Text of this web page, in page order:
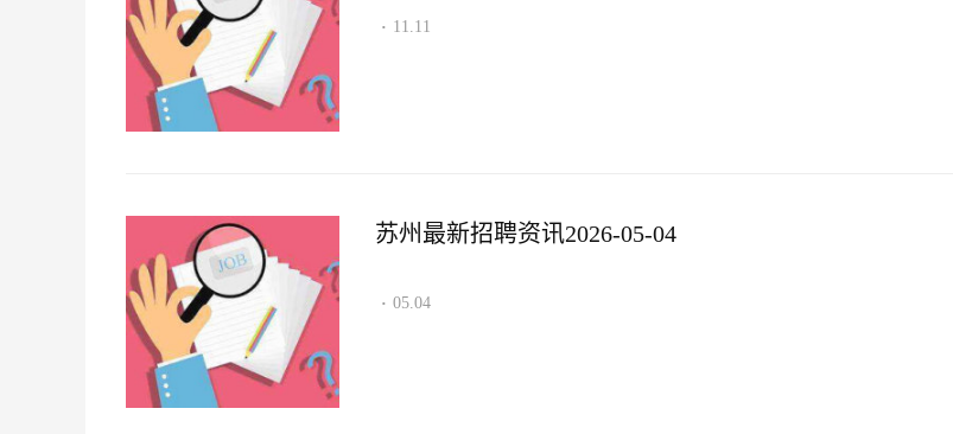
· 11.11
苏州最新招聘资讯2026-05-04
· 05.04